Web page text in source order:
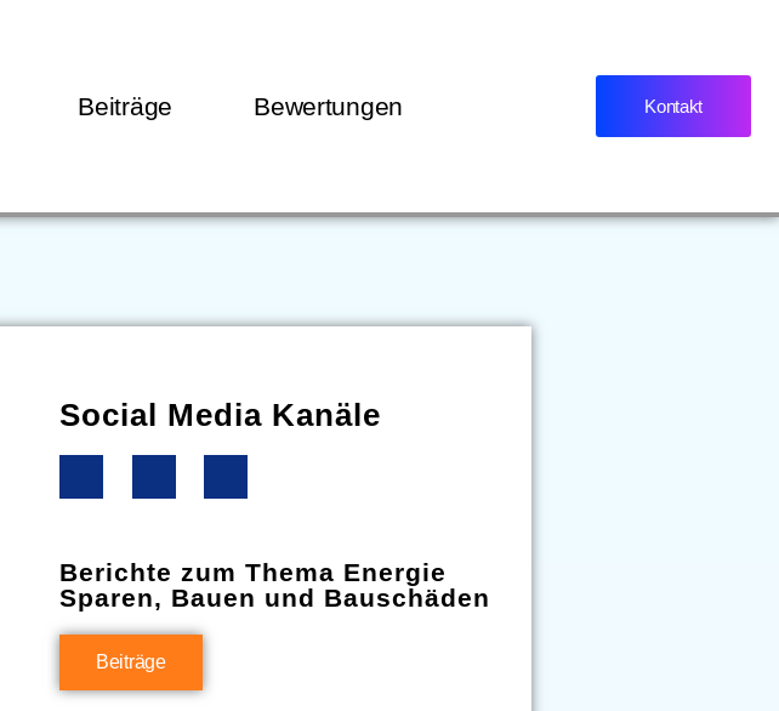
Beiträge Bewertungen Kontakt
Social Media Kanäle
Berichte zum Thema Energie
Sparen, Bauen und Bauschäden
Beiträge